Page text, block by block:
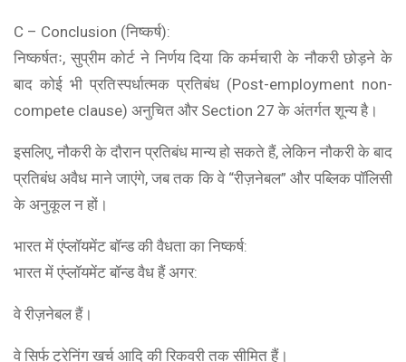
C – Conclusion (निष्कर्ष):
निष्कर्षतः, सुप्रीम कोर्ट ने निर्णय दिया कि कर्मचारी के नौकरी छोड़ने के
बाद कोई भी प्रतिस्पर्धात्मक प्रतिबंध (Post-employment non-
compete clause) अनुचित और Section 27 के अंतर्गत शून्य है।
इसलिए, नौकरी के दौरान प्रतिबंध मान्य हो सकते हैं, लेकिन नौकरी के बाद
प्रतिबंध अवैध माने जाएंगे, जब तक कि वे “रीज़नेबल” और पब्लिक पॉलिसी
के अनुकूल न हों।
भारत में एंप्लॉयमेंट बॉन्ड की वैधता का निष्कर्ष:
भारत में एंप्लॉयमेंट बॉन्ड वैध हैं अगर:
वे रीज़नेबल हैं।
वे सिर्फ ट्रेनिंग खर्च आदि की रिकवरी तक सीमित हैं।